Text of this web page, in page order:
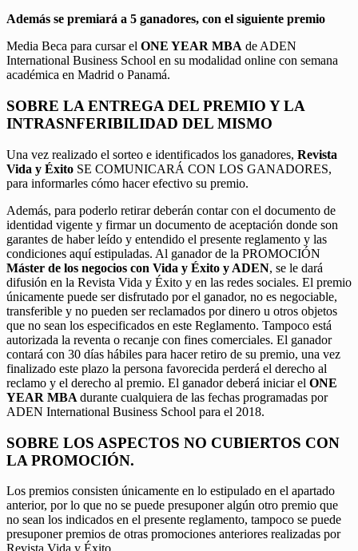
Además se premiará a 5 ganadores, con el siguiente premio
Media Beca para cursar el ONE YEAR MBA de ADEN
International Business School en su modalidad online con semana
académica en Madrid o Panamá.
SOBRE LA ENTREGA DEL PREMIO Y LA
INTRASNFERIBILIDAD DEL MISMO
Una vez realizado el sorteo e identificados los ganadores, Revista
Vida y Éxito SE COMUNICARÁ CON LOS GANADORES,
para informarles cómo hacer efectivo su premio.
Además, para poderlo retirar deberán contar con el documento de
identidad vigente y firmar un documento de aceptación donde son
garantes de haber leído y entendido el presente reglamento y las
condiciones aquí estipuladas. Al ganador de la PROMOCIÓN
Máster de los negocios con Vida y Éxito y ADEN, se le dará
difusión en la Revista Vida y Éxito y en las redes sociales. El premio
únicamente puede ser disfrutado por el ganador, no es negociable,
transferible y no pueden ser reclamados por dinero u otros objetos
que no sean los especificados en este Reglamento. Tampoco está
autorizada la reventa o recanje con fines comerciales. El ganador
contará con 30 días hábiles para hacer retiro de su premio, una vez
finalizado este plazo la persona favorecida perderá el derecho al
reclamo y el derecho al premio. El ganador deberá iniciar el ONE
YEAR MBA durante cualquiera de las fechas programadas por
ADEN International Business School para el 2018.
SOBRE LOS ASPECTOS NO CUBIERTOS CON
LA PROMOCIÓN.
Los premios consisten únicamente en lo estipulado en el apartado
anterior, por lo que no se puede presuponer algún otro premio que
no sean los indicados en el presente reglamento, tampoco se puede
presuponer premios de otras promociones anteriores realizadas por